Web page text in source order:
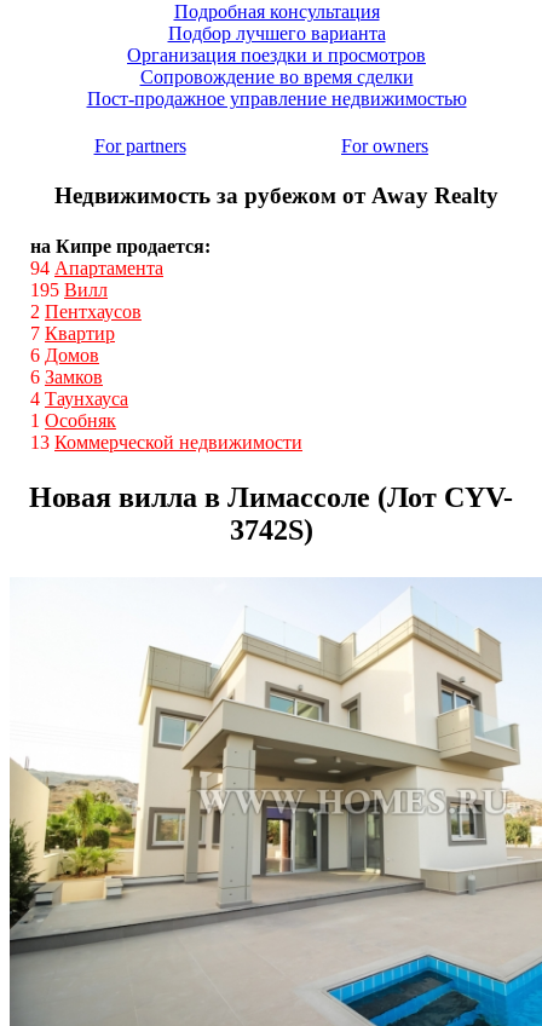
Подробная консультация
Подбор лучшего варианта
Организация поездки и просмотров
Сопровождение во время сделки
Пост-продажное управление недвижимостью
For partners For owners
Недвижимость за рубежом от Away Realty
на Кипре продается:
94 Апартамента
195 Вилл
2 Пентхаусов
7 Квартир
6 Домов
6 Замков
4 Таунхауса
1 Особняк
13 Коммерческой недвижимости
Новая вилла в Лимассоле (Лот CYV-
3742S)